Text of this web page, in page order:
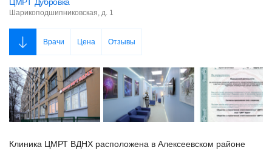
ЦМРТ Дубровка
Шарикоподшипниковская, д. 1
Врачи Цена Отзывы
Клиника ЦМРТ ВДНХ расположена в Алексеевском районе